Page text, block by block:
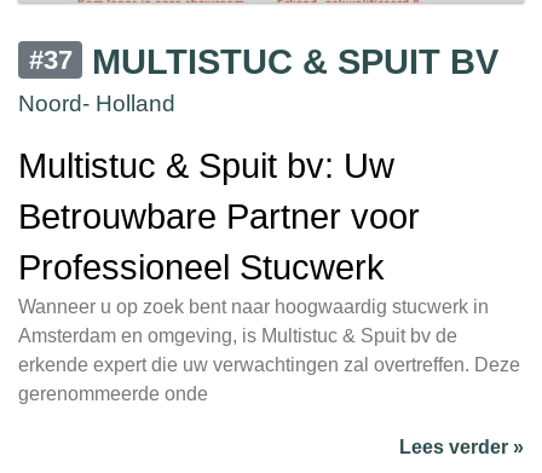
#37 MULTISTUC & SPUIT BV
Noord- Holland
Multistuc & Spuit bv: Uw
Betrouwbare Partner voor
Professioneel Stucwerk
Wanneer u op zoek bent naar hoogwaardig stucwerk in
Amsterdam en omgeving, is Multistuc & Spuit bv de
erkende expert die uw verwachtingen zal overtreffen. Deze
gerenommeerde onde
Lees verder »